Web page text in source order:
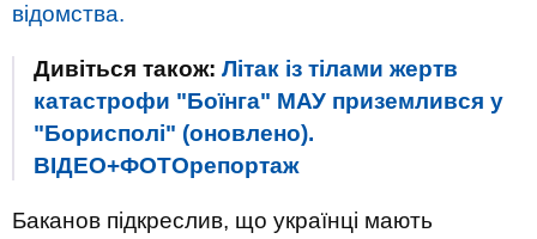
відомства.
Дивіться також: Літак із тілами жертв
катастрофи "Боїнга" МАУ приземлився у
"Борисполі" (оновлено).
ВІДЕО+ФОТОрепортаж
Баканов підкреслив, що українці мають